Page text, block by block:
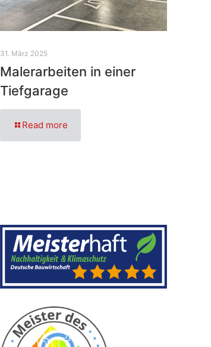
31. März 2025
Malerarbeiten in einer
Tiefgarage
Read more